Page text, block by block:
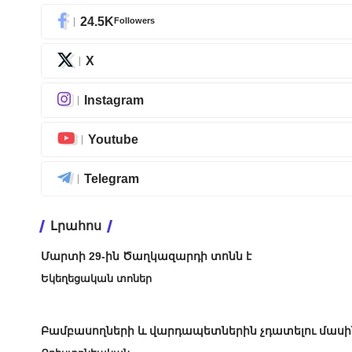
24.5KFollowers
X
Instagram
Youtube
Telegram
Լրահոս
Մարտի 29-ին Ծաղկազարդի տոնն է
Եկեղեցական տոներ
Բամբասողների և վարդապետներին չդատելու